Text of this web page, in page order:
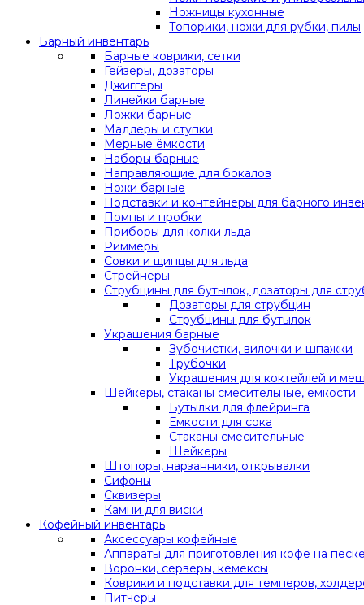
Ножницы кухонные
Топорики, ножи для рубки, пилы
Барный инвентарь
Барные коврики, сетки
Гейзеры, дозаторы
Джиггеры
Линейки барные
Ложки барные
Мадлеры и ступки
Мерные ёмкости
Наборы барные
Направляющие для бокалов
Ножи барные
Подставки и контейнеры для барного
Помпы и пробки
Приборы для колки льда
Риммеры
Совки и щипцы для льда
Стрейнеры
Струбцины для бутылок, дозаторы для
Дозаторы для струбцин
Струбцины для бутылок
Украшения барные
Зубочистки, вилочки и шпажки
Трубочки
Украшения для коктейлей и
Шейкеры, стаканы смесительные, емкости
Бутылки для флейринга
Емкости для сока
Стаканы смесительные
Шейкеры
Штопоры, нарзанники, открывалки
Сифоны
Сквизеры
Камни для виски
Кофейный инвентарь
Аксессуары кофейные
Аппараты для приготовления кофе на песке
Воронки, серверы, кемексы
Коврики и подставки для темперов,
Питчеры